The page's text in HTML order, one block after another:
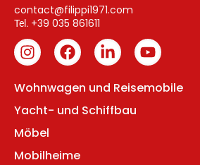
contact@filippi1971.com
Tel. +39 035 861611
Wohnwagen und Reisemobile
Yacht- und Schiffbau
Möbel
Mobilheime